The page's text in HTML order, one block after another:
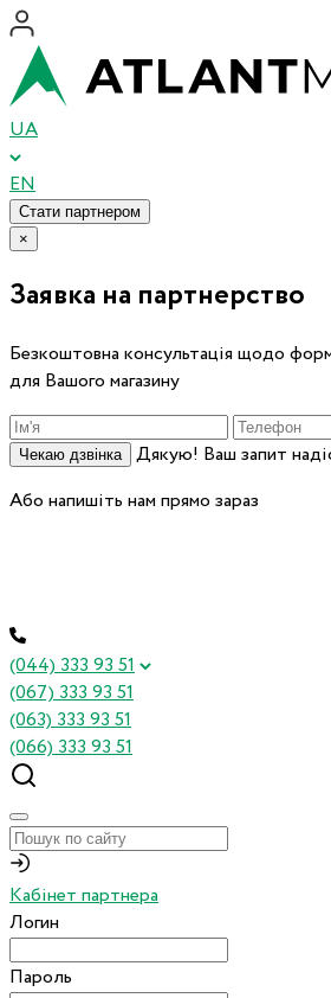
UA
EN
Стати партнером
×
Заявка на партнерство
Безкоштовна консультація щодо
для Вашого магазину
Чекаю дзвінка
Дякую! Ваш запит
Або напишіть нам прямо зараз
(044) 333 93 51
(067) 333 93 51
(063) 333 93 51
(066) 333 93 51
Кабінет партнера
Логин
Пароль